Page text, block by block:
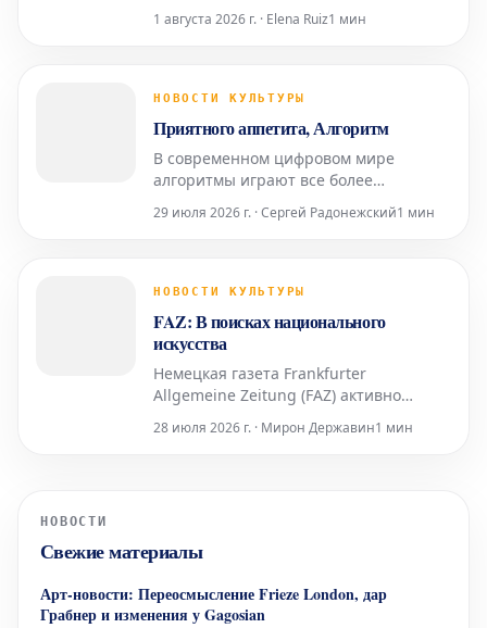
Настасьей Кински из своего фильма.
Это действие стало предметом
видения и финального монтажа
1 августа 2026 г. · Elena Ruiz1 мин
НОВОСТИ КУЛЬТУРЫ
Приятного аппетита, Алгоритм
В современном цифровом мире
алгоритмы играют все более
значимую роль, неустанно «поглощая»
и обрабатывая огромные массивы
приветствием их бесперебойной
информации, лежащему в основе
многих
29 июля 2026 г. · Сергей Радонежский1 мин
НОВОСТИ КУЛЬТУРЫ
FAZ: В поисках национального
искусства
Немецкая газета Frankfurter
Allgemeine Zeitung (FAZ) активно
национального искусства. В своих
значения. Этот поиск направлен на
28 июля 2026 г. · Мирон Державин1 мин
НОВОСТИ
Свежие материалы
Арт-новости: Переосмысление Frieze London, дар
Грабнер и изменения у Gagosian